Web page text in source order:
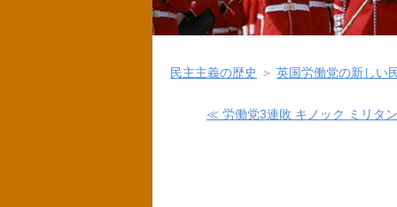
民主主義の歴史 ＞ 英国労働党の新しい
≪ 労働党3連敗 キノック ミリタ